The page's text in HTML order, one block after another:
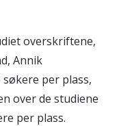
overskriftene,
Annik
per plass,
over de studiene
per plass.